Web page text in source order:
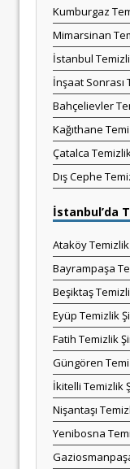
Kumburgaz
Mimarsinan
İstanbul
İnşaat Sonrası
Bahçelievler
Kağıthane
Çatalca
Dış Cephe
İstanbul’da
Ataköy
Bayrampaşa
Beşiktaş
Eyüp Temizlik
Fatih Temizlik
Güngören
İkitelli Temizlik
Nişantaşı
Yenibosna